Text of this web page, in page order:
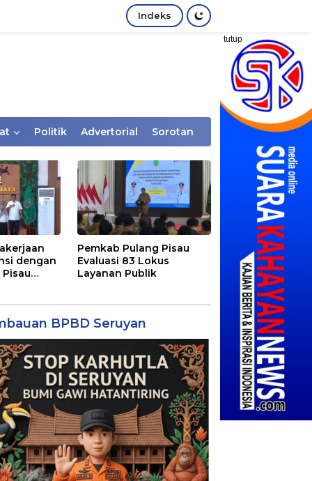
Indeks
tutup
Politik Advertorial Sorotan
dengan
Pemkab Pulang Pisau
Evaluasi 83 Lokus
Layanan Publik
BPBD Seruyan